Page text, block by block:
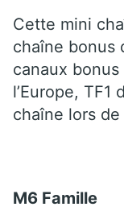
Cette mini
chaîne bonus
canaux bonus
l’Europe,
chaîne lors
M6 Famille